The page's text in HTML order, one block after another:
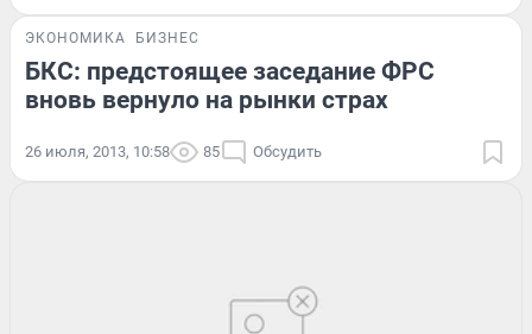
ЭКОНОМИКА БИЗНЕС
БКС: предстоящее заседание ФРС
вновь вернуло на рынки страх
26 июля, 2013, 10:58 85 Обсудить